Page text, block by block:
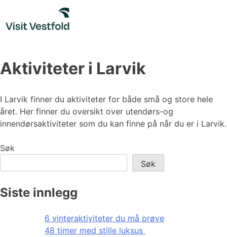
content
Aktiviteter i Larvik
I Larvik finner du aktiviteter for både små og store hele
året. Her finner du oversikt over utendørs-og
innendørsaktiviteter som du kan finne på når du er i Larvik.
Søk
Søk
Siste innlegg
6 vinteraktiviteter du må prøve
48 timer med stille luksus